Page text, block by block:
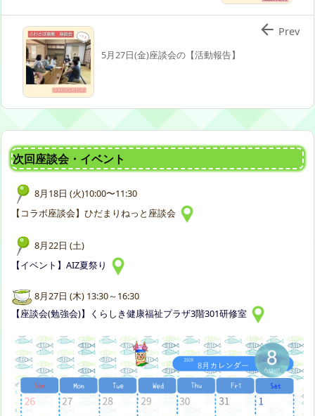
5月27日(金)座談会の【活動報告】
 Prev
次回座談会・イベント
8月18日 (火)10:00〜11:30
【コラボ座談会】ひだまりねっと座談会
8月22日 (土)
【イベント】AIZ夏祭り
8月27日 (木) 13:30～16:30
【座談会(勉強会)】くらしき健康福祉プラザ3階301研修室